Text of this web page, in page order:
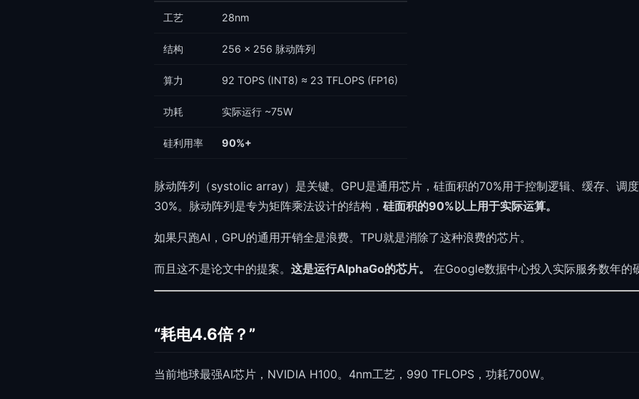
工艺 28nm
结构 256 × 256 脉动阵列
算力 92 TOPS (INT8) ≈ 23 TFLOPS (FP16)
功耗 实际运行 ~75W
硅利用率 90%+
脉动阵列（systolic array）是关键。GPU是通用芯片，硅面积的70%用于控制逻辑、缓存、调
30%。脉动阵列是专为矩阵乘法设计的结构， 硅面积的90%以上用于实际运算。
如果只跑AI，GPU的通用开销全是浪费。TPU就是消除了这种浪费的芯片。
而且这不是论文中的提案。 这是运行AlphaGo的芯片。 在Google数据中心投入实际服务数年的
“耗电4.6倍？”
当前地球最强AI芯片，NVIDIA H100。4nm工艺，990 TFLOPS，功耗700W。